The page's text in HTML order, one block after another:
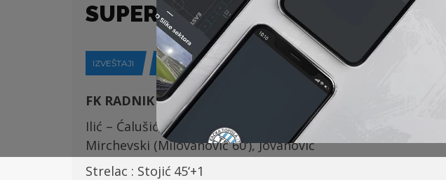
SUPER LIGA (23/24) 6. KOLO,
IZVEŠTAJI 01-09-2023
FK RADNIK (Surdulica) – FK TSC (Bačka Topola)
Ilić – Ćalušić, Stojić, Đorđević – Petrović (K), Radin (
Mirchevski (Milovanović 60‘), Jovanović
Strelac : Stojić 45‘+1